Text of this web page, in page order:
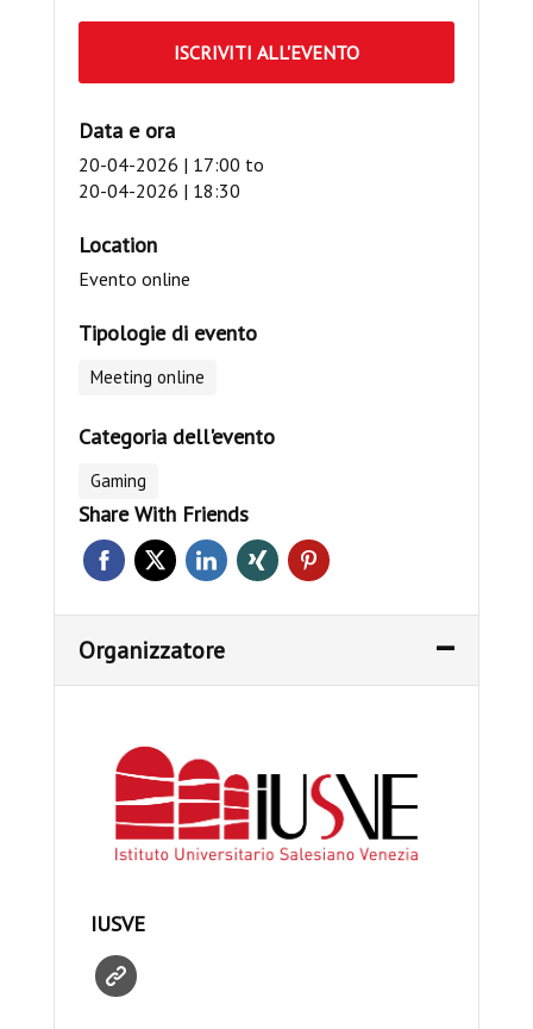
ISCRIVITI ALL'EVENTO
Data e ora
20-04-2026 | 17:00 to
20-04-2026 | 18:30
Location
Evento online
Tipologie di evento
Meeting online
Categoria dell'evento
Gaming
Share With Friends
Organizzatore
IUSVE